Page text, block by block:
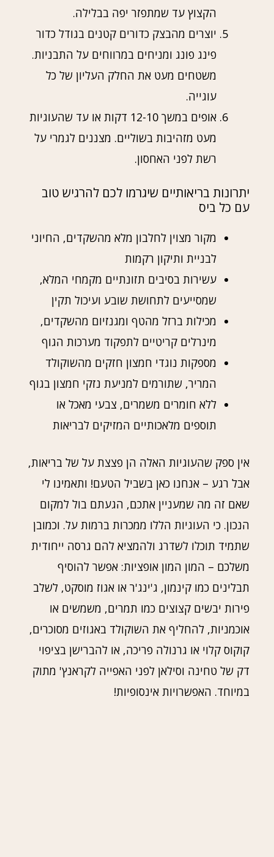
הקצוץ עד שמתפזר יפה בבלילה.
יוצרים מהבצק כדורים קטנים בגודל כדור
פינג פונג ומניחים במרווחים על התבניות.
משטחים מעט את החלק העליון של כל
עוגייה.
אופים במשך 12-10 דקות או עד שהעוגיות
מעט מזהיבות בשוליים. מצננים לגמרי על
רשת לפני האחסון.
יתרונות בריאותיים שיגרמו לכם להרגיש טוב
עם כל ביס
מקור מצוין לחלבון מלא מהשקדים, החיוני
לבניית ותיקון רקמות
עשירות בסיבים תזונתיים מקמחי המלא,
שמסייעים לתחושת שובע ועיכול תקין
מכילות ברזל מהטף ומגנזיום מהשקדים,
מינרלים קריטיים לתפקוד מערכות הגוף
מספקות נוגדי חמצון חזקים מהשוקולד
המריר, שתורמים למניעת נזקי חמצון בגוף
ללא חומרים משמרים, צבעי מאכל או
תוספים מלאכותיים המזיקים לבריאות
אין ספק שהעוגיות האלה הן פצצת על של בריאות,
אבל רגע – אנחנו כאן בשביל הטעם! ותאמינו לי
שאם זה מה שמעניין אתכם, הגעתם בול למקום
הנכון. כי העוגיות הללו ממכרות ברמות על. וכמובן
שתמיד תוכלו לשדרג ולהמציא להם גרסה ייחודית
משלכם – המון המון אופציות: אפשר להוסיף
תבלינים כמו קינמון, ג'ינג'ר או אגוז מוסקט, לשלב
פירות יבשים קצוצים כמו תמרים, משמשים או
אוכמניות, להחליף את השוקולד באגוזים מסוכרים,
קוקוס קלוי או גרנולה פריכה, או להברישן בציפוי
דק של טחינה וסילאן לפני האפייה לקראנץ' מתוק
במיוחד. האפשרויות אינסופיות!